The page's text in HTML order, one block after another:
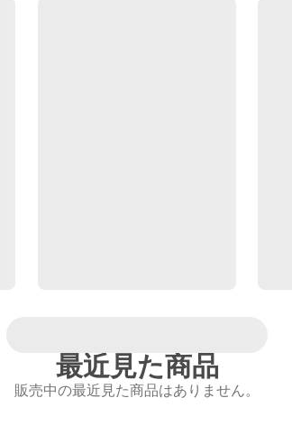
最近見た商品
販売中の最近見た商品はありません。